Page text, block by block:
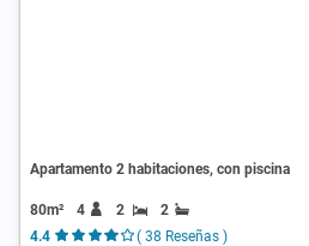
Apartamento 2 habitaciones, con piscina
80m² 4 2
2
4.4
( 38 Reseñas )